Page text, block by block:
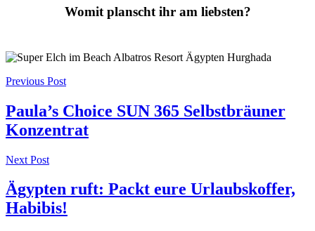
Womit planscht ihr am liebsten?
Post
navigation
Previous Post
Paula’s Choice SUN 365 Selbstbräuner
Konzentrat
Next Post
Ägypten ruft: Packt eure Urlaubskoffer,
Habibis!